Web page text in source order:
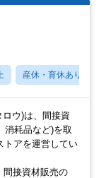
産休・育休あり
ウ)は、間接資
消耗品など)を取
トアを運営してい
間接資材販売の